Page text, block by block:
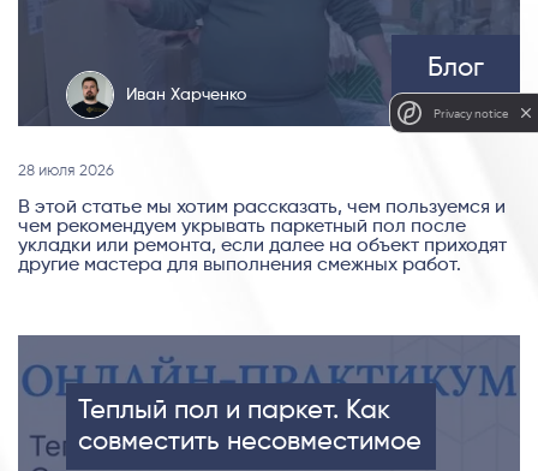
Иван Харченко
Блог
28 июля 2026
В этой статье мы хотим рассказать, чем пользуемся и
чем рекомендуем укрывать паркетный пол после
укладки или ремонта, если далее на объект приходят
другие мастера для выполнения смежных работ.
Теплый пол и паркет. Как
совместить несовместимое
Privacy notice